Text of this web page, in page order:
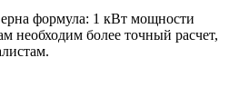
формула: 1 кВт мощности
необходим более точный расчет,